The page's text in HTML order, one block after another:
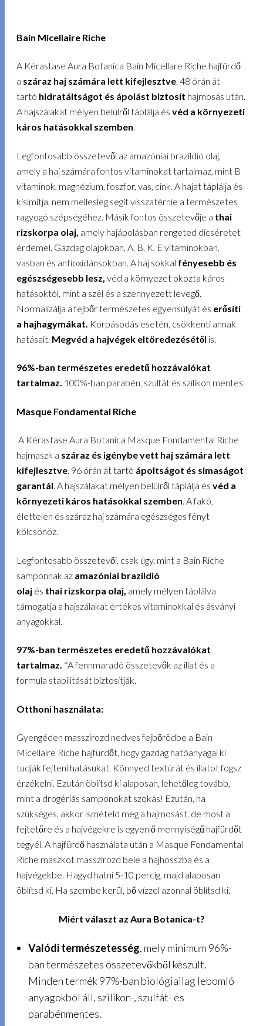
Bain Micellaire Riche
A Kérastase Aura Botanica Bain Micellare Riche hajfürdő
a száraz haj számára lett kifejlesztve. 48 órán át
tartó hidratáltságot és ápolást biztosít hajmosás után.
A hajszálakat mélyen belülről táplálja ésvéd a környezeti
káros hatásokkal szemben.
Legfontosabb összetevői az amazóniai brazildió olaj,
amely a haj számára fontos vitaminokat tartalmaz, mint B
vitaminok, magnézium, foszfor, vas, cink. A hajat táplálja és
kisimítja, nem mellesleg segít visszatérnie a természetes
ragyogó szépségéhez. Másik fontos összetevője a thai
rizskorpa olaj, amely hajápolásban rengeted dicséretet
érdemel. Gazdag olajokban, A, B, K, E vitaminokban,
vasban és antioxidánsokban. A haj sokkal fényesebb és
egészségesebb lesz, véd a környezet okozta káros
hatásoktól, mint a szél és a szennyezett levegő.
Normalizálja a fejbőr természetes egyensúlyát és erősíti
a hajhagymákat. Korpásodás esetén, csökkenti annak
hatásait. Megvéd a hajvégek eltöredezésétől is.
96%-ban természetes eredetű hozzávalókat
tartalmaz. 100%-ban parabén, szulfát és szilikon mentes.
Masque Fondamental Riche
A Kérastase Aura Botanica Masque Fondamental Riche
hajmaszk a száraz és igénybe vett haj számára lett
kifejlesztve. 96 órán át tartó ápoltságot és simaságot
garantál. A hajszálakat mélyen belülről táplálja ésvéd a
környezeti káros hatásokkal szemben. A fakó,
élettelen és száraz haj számára egészséges fényt
kölcsönöz.
Legfontosabb összetevői, csak úgy, mint a Bain Riche
samponnak az amazóniai brazildió
olaj és thai rizskorpa olaj, amely mélyen táplálva
támogatja a hajszálakat értékes vitaminokkal és ásványi
anyagokkal.
97%-ban természetes eredetű hozzávalókat
tartalmaz. *A fennmaradó összetevők az illat és a
formula stabilitását biztosítják.
Otthoni használata:
Gyengéden masszírozd nedves fejbőrödbe a Bain
Micellaire Riche hajfürdőt, hogy gazdag hatóanyagai ki
tudják fejteni hatásukat. Könnyed textúrát és illatot fogsz
érzékelni. Ezután öblítsd ki alaposan, lehetőleg tovább,
mint a drogériás samponokat szokás! Ezután, ha
szükséges, akkor ismételd meg a hajmosást, de most a
fejtetőre és a hajvégekre is egyenlő mennyiségű hajfürdőt
tegyél. A hajfürdő használata után a Masque Fondamental
Riche maszkot masszírozd bele a hajhosszba és a
hajvégekbe. Hagyd hatni 5-10 percig, majd alaposan
öblítsd ki. Ha szembe kerül, bő vízzel azonnal öblítsd ki.
Miért választ az Aura Botanica-t?
Valódi természetesség, mely minimum 96%-
ban természetes összetevőkből készült.
Minden termék 97%-ban biológiailag lebomló
anyagokból áll, szilikon-, szulfát- és
parabénmentes.